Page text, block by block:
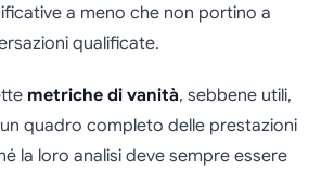
a meno che non portino a
qualificate.
metriche di vanità, sebbene utili,
quadro completo delle prestazioni
la loro analisi deve sempre essere